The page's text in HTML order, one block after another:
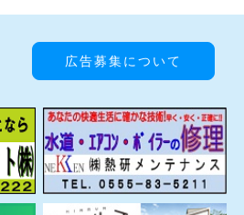
広告募集について